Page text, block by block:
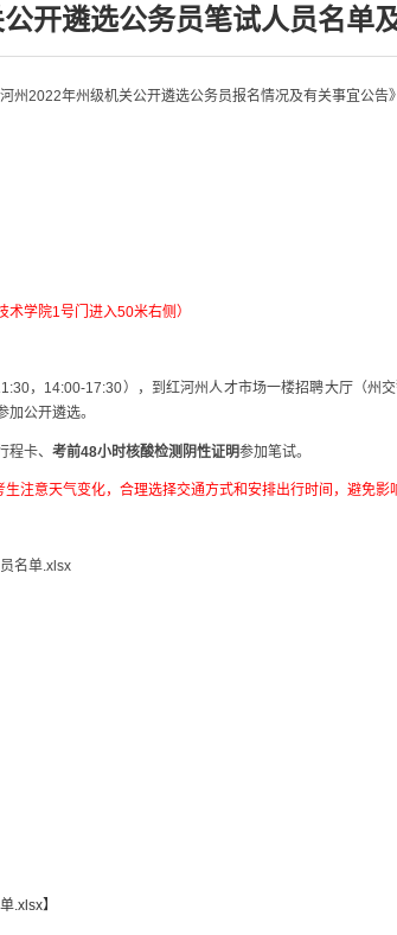
开遴选公务员笔试人员名单
州2022年州级机关公开遴选公务员报名情况及有关事宜公告
学院1号门进入50米右侧）
， 14:00-17:30），到红河州人才市场一楼招聘大厅（州
公开遴选。
程卡、 考前48小时核酸检测阴性证明参加笔试。
意天气变化，合理选择交通方式和安排出行时间，避免影
名单.xlsx
.xlsx】